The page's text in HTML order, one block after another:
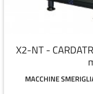
X2-NT -
MACCHINE